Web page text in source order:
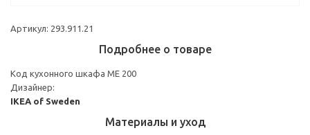
Артикул: 293.911.21
Подробнее о товаре
Код кухонного шкафа ME 200
Дизайнер:
IKEA of Sweden
Материалы и уход